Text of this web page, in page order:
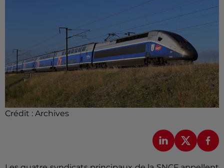
Crédit : Archives